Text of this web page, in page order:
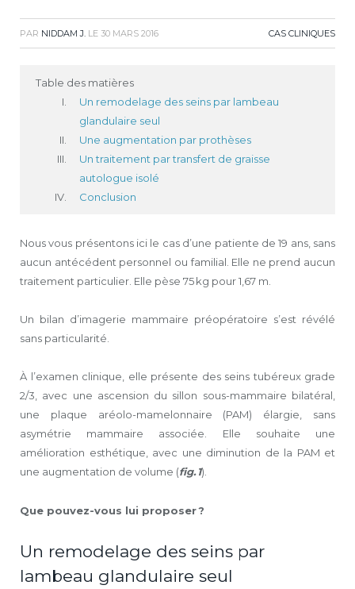
PAR NIDDAM J. LE 30 MARS 2016 CAS CLINIQUES
Table des matières
Un remodelage des seins par lambeau
glandulaire seul
Une augmentation par prothèses
Un traitement par transfert de graisse
autologue isolé
Conclusion
Nous vous présentons ici le cas d’une patiente de 19 ans, sans
aucun antécédent personnel ou familial. Elle ne prend aucun
traitement particulier. Elle pèse 75 kg pour 1,67 m.
Un bilan d’imagerie mammaire préopératoire s’est révélé
sans particularité.
À l’examen clinique, elle présente des seins tubéreux grade
2/3, avec une ascension du sillon sous-mammaire bilatéral,
une plaque aréolo-mamelonnaire (PAM) élargie, sans
asymétrie mammaire associée. Elle souhaite une
amélioration esthétique, avec une diminution de la PAM et
une augmentation de volume (fig. 1).
Que pouvez-vous lui proposer ?
Un remodelage des seins par
lambeau glandulaire seul